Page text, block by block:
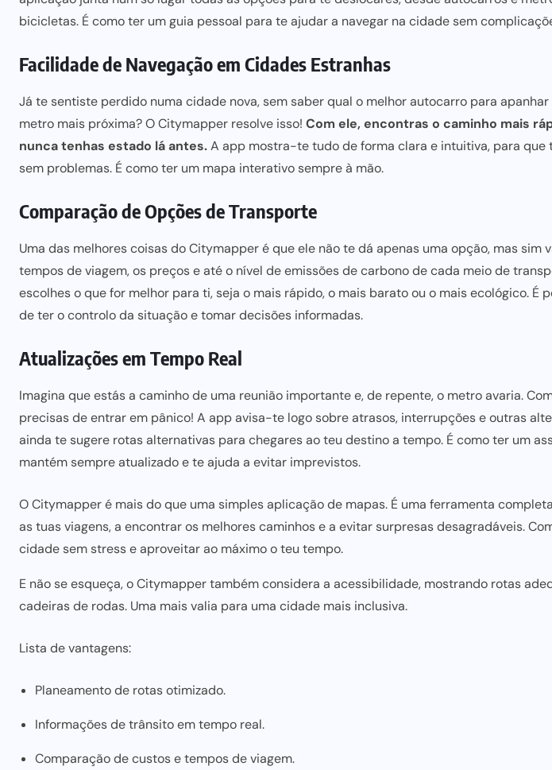
bicicletas. É como ter umguia pessoal para te ajudar a navegar na cidade sem
Facilidade de Navegação em Cidades Estranhas
Já te sentiste perdido numa cidade nova, sem saber qual o melhor autocarro para
metro mais próxima? O Citymapper resolve isso! Com ele, encontras o caminho mais
nunca tenhas estado lá antes.A app mostra-te tudo de forma clara e intuitiva, para que
sem problemas. É como ter um mapa interativo sempre à mão.
Comparação de Opções de Transporte
Uma das melhores coisas do Citymapper é que ele não te dá apenas uma opção, mas sim
tempos de viagem, os preços e até o nível de emissões de carbono de cada meio de
escolhes o que for melhor para ti, seja o mais rápido, o mais barato ou o mais ecológico. É
de ter o controlo da situação e tomar decisões informadas.
Atualizações em Tempo Real
Imagina que estás a caminho de uma reunião importante e, de repente, o metro avaria.
precisas de entrar em pânico! A app avisa-te logo sobre atrasos, interrupções e outras
ainda te sugere rotasalternativas para chegares ao teu destino a tempo. É como ter um
mantém sempre atualizado e te ajuda a evitar imprevistos.
O Citymapper é mais do que uma simples aplicação de mapas. É uma ferramenta
as tuas viagens, a encontrar os melhores caminhos e a evitar surpresasdesagradáveis.
cidade sem stress e aproveitar ao máximo o teu tempo.
E não se esqueça, o Citymapper também considera a acessibilidade, mostrando rotas
cadeiras de rodas. Uma mais valia para uma cidade mais inclusiva.
Lista de vantagens:
Planeamento de rotas otimizado.
Informações de trânsito em tempo real.
Comparação de custos e tempos de viagem.